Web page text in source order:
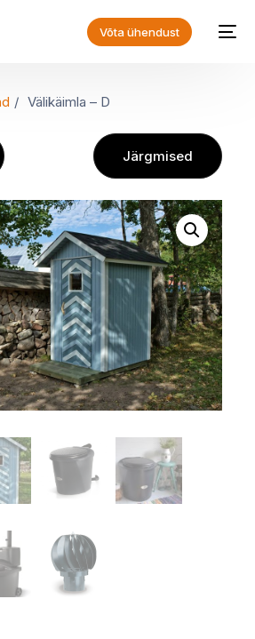
Võta ühendust
/ Välikäimla – D
Järgmised